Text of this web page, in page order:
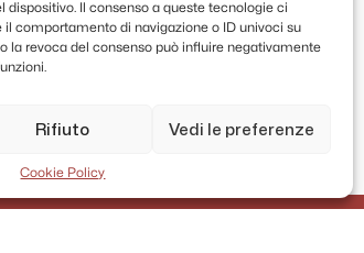
Il consenso a queste tecnologie ci
comportamento di navigazione o ID univoci su
la revoca del consenso può influire negativamente
Rifiuto Vedi le preferenze
Cookie Policy